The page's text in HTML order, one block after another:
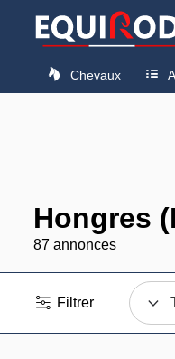
Chevaux
Hongres
87 annonces
Filtrer